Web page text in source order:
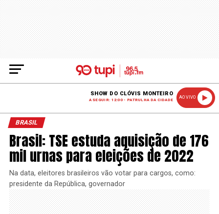
SHOW DO CLÓVIS MONTEIRO
A SEGUIR: 12:00 - PATRULHA DA CIDADE
AO VIVO
BRASIL
Brasil: TSE estuda aquisição de 176
mil urnas para eleições de 2022
Na data, eleitores brasileiros vão votar para cargos, como:
presidente da República, governador